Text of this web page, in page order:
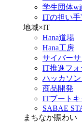
学生団体
ITの担い手
地域×IT
Hana道場
Hana工房
サイバーサ
IT推進フォ
ハッカソ
商品開発
ITブート
SABAE
まちなか賑わい